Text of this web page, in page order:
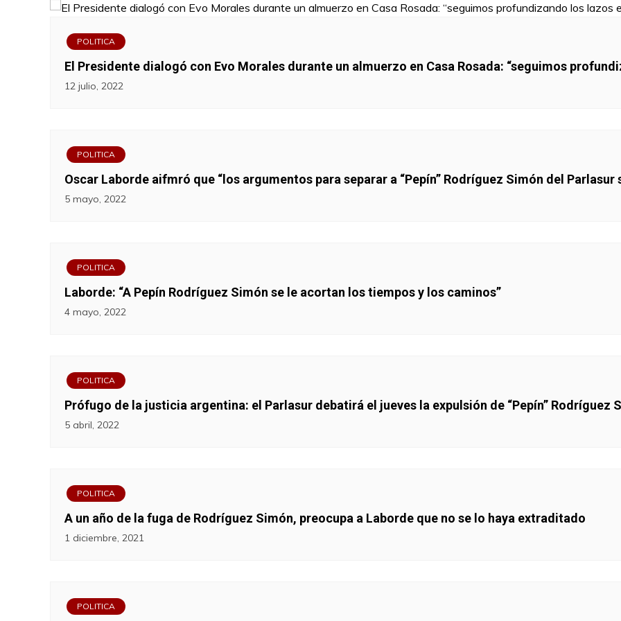
POLITICA
El Presidente dialogó con Evo Morales durante un almuerzo en Casa Rosada: “seguimos
12 julio, 2022
POLITICA
Oscar Laborde aifmró que “los argumentos para separar a “Pepín” Rodríguez Simón del Parlasur
5 mayo, 2022
POLITICA
Laborde: “A Pepín Rodríguez Simón se le acortan los tiempos y los caminos”
4 mayo, 2022
POLITICA
Prófugo de la justicia argentina: el Parlasur debatirá el jueves la expulsión de “Pepín” Rodríguez
5 abril, 2022
POLITICA
A un año de la fuga de Rodríguez Simón, preocupa a Laborde que no se lo haya extraditado
1 diciembre, 2021
POLITICA